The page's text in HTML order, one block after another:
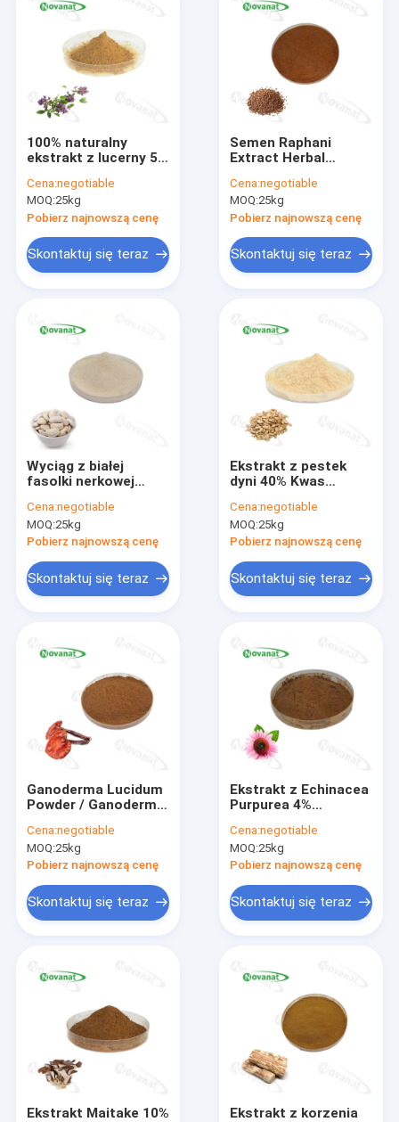
Produkty
Filmy
O nas
Skontaktuj się z nami
Poprosić o wycenę
Probiotyki w proszku
Postbiotyki w proszku
Proszek z ekstraktu chryzantemy
Zielona herbata L-teanina
100% naturalny
ekstrakt z lucerny 5%
czysta
Cena:negotiable
MOQ:25kg
Pobierz najnowszą cenę
Skontaktuj się teraz
Semen Raphani
Extract Herbal
1,2% Sinapina / USP /
EP / CP
Cena:negotiable
MOQ:25kg
Pobierz najnowszą cenę
Skontaktuj się teraz
Wyciąg z białej
fasolki nerkowej
3000 j.m./g/
Cena:negotiable
MOQ:25kg
Pobierz najnowszą cenę
Skontaktuj się teraz
Ekstrakt z pestek
dyni 40% Kwas
ekstraktu z pestek
dyni 60% Białko
Cena:negotiable
MOQ:25kg
Pobierz najnowszą cenę
Skontaktuj się teraz
Ganoderma Lucidum
Powder / Ganoderma
Powder 98%
Cena:negotiable
MOQ:25kg
Pobierz najnowszą cenę
Skontaktuj się teraz
Ekstrakt z Echinacea
Purpurea 4%
4%/Kwas
cykoriowy/Czysta
etykieta
Cena:negotiable
MOQ:25kg
Pobierz najnowszą cenę
Skontaktuj się teraz
Ekstrakt Maitake 10%
Ekstrakt z korzenia